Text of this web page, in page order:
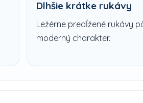
Dlhšie krátke rukávy
Ležérne predĺžené rukávy
moderný charakter.